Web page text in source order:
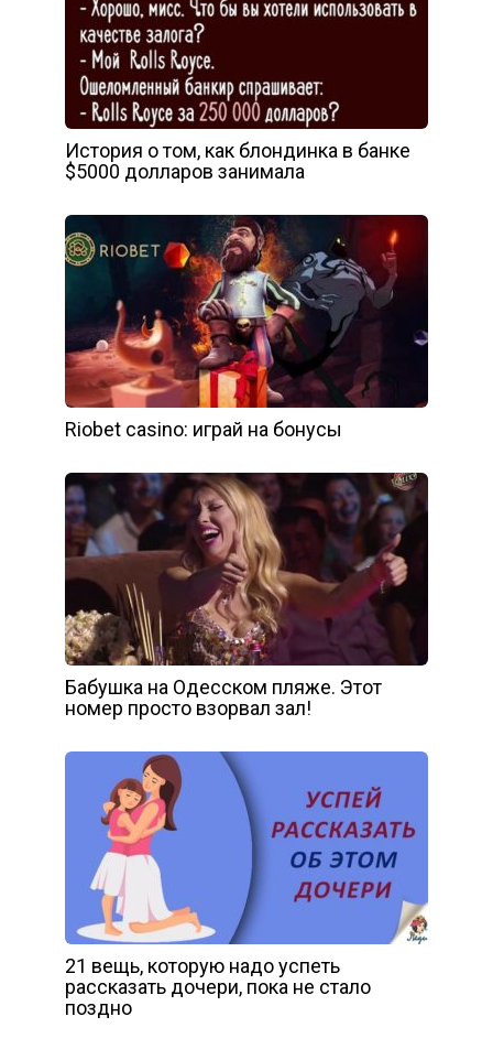
История о том, как блондинка в банке
$5000 долларов занимала
Riobet casino: играй на бонусы
Бабушка на Одесском пляже. Этот
номер просто взорвал зал!
21 вещь, которую надо успеть
рассказать дочери, пока не стало
поздно